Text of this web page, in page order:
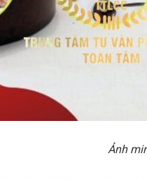
Ảnh